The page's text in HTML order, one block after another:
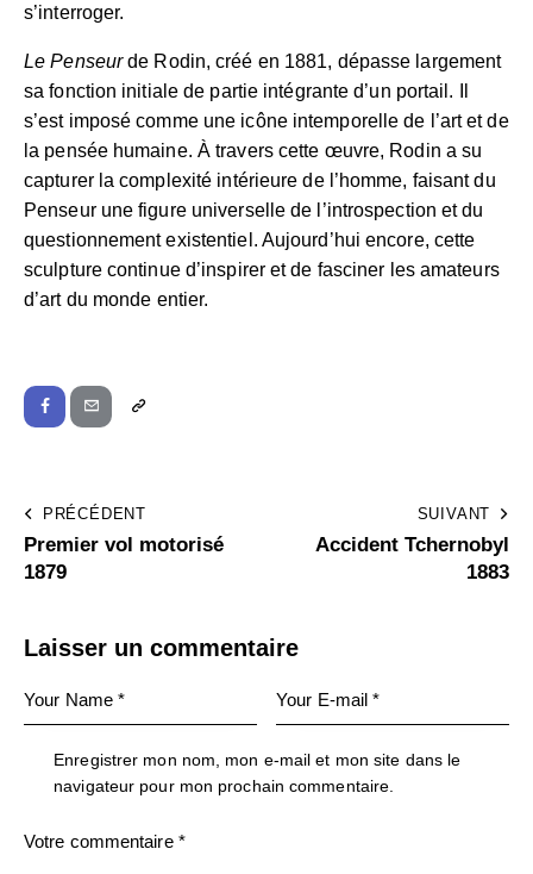
s’interroger.
Le Penseurde Rodin, créé en 1881, dépasse largement
sa fonction initiale de partie intégrante d’un portail. Il
s’est imposé comme une icône intemporelle de l’art et de
la pensée humaine. À travers cette œuvre, Rodin a su
capturer la complexité intérieure de l’homme, faisant du
Penseur une figure universelle de l’introspection et du
questionnement existentiel. Aujourd’hui encore, cette
sculpture continue d’inspirer et de fasciner les amateurs
d’art du monde entier.
PRÉCÉDENT
Premier vol motorisé
1879
SUIVANT
Accident Tchernobyl
1883
Laisser un commentaire
Enregistrer mon nom, mon e-mail et mon site dans le
navigateur pour mon prochain commentaire.